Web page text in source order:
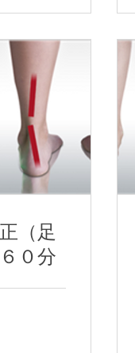
（足
０分